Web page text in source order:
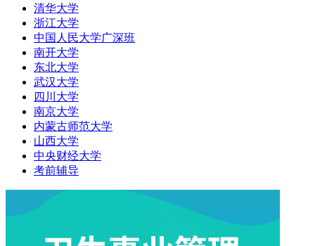
清华大学
浙江大学
中国人民大学广深班
南开大学
东北大学
武汉大学
四川大学
南京大学
内蒙古师范大学
山西大学
中央财经大学
考前辅导